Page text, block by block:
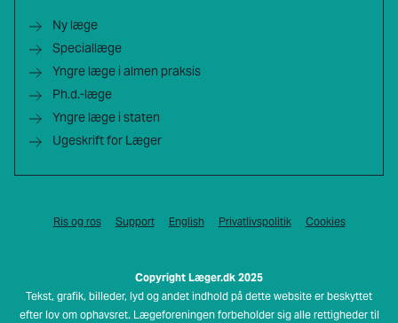
Ny læge
Speciallæge
Yngre læge i almen praksis
Ph.d.-læge
Yngre læge i staten
Ugeskrift for Læger
Ris og ros Support English Privatlivspolitik Cookies
Copyright Læger.dk 2025
Tekst, grafik, billeder, lyd og andet indhold på dette website er beskyttet
efter lov om ophavsret. Lægeforeningen forbeholder sig alle rettigheder til